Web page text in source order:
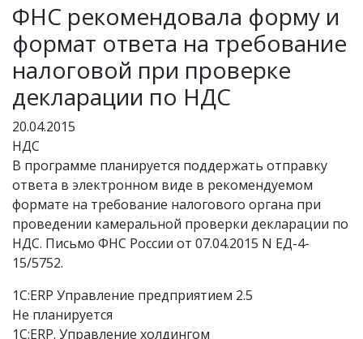
ФНС рекомендовала форму и
формат ответа на требование
налоговой при проверке
декларации по НДС
20.04.2015
НДС
В программе планируется поддержать отправку
ответа в электронном виде в рекомендуемом
формате на требование налогового органа при
проведении камеральной проверки декларации по
НДС. Письмо ФНС России от 07.04.2015 N ЕД-4-
15/5752.
1С:ERP Управление предприятием 2.5
Не планируется
1С:ERP. Управление холдингом